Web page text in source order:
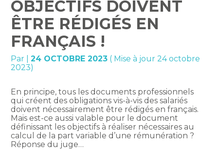
OBJECTIFS DOIVENT
ÊTRE RÉDIGÉS EN
FRANÇAIS !
Par |24 OCTOBRE 2023 ( Mise à jour 24 octobre
2023)
En principe, tous les documents professionnels
qui créent des obligations vis-à-vis des salariés
doivent nécessairement être rédigés en français.
Mais est-ce aussi valable pour le document
définissant les objectifs à réaliser nécessaires au
calcul de la part variable d’une rémunération ?
Réponse du juge…